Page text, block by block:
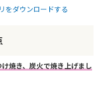
をダウンロードする
焼き、炭火で焼き上げまし